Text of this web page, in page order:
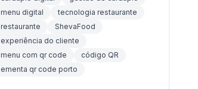
menu digital
tecnologia restaurante
restaurante
ShevaFood
experiência do cliente
menu com qr code
código QR
ementa qr code porto